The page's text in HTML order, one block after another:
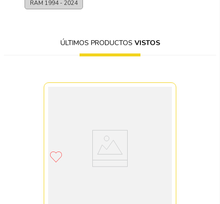
RAM 1994 - 2024
ÚLTIMOS PRODUCTOS VISTOS